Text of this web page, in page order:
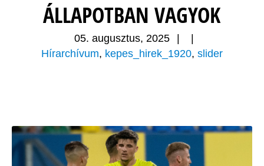
ÁLLAPOTBAN VAGYOK
05. augusztus, 2025
Hírarchívum, kepes_hirek_1920, slider